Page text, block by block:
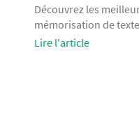
Découvrez les
mémorisation de
Lire l'article